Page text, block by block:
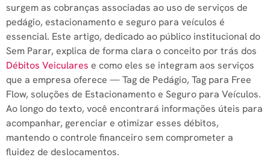
surgem as cobranças associadas ao uso de serviços de
pedágio, estacionamento e seguro para veículos é
essencial. Este artigo, dedicado ao público institucional do
Sem Parar, explica de forma clara o conceito por trás dos
Débitos Veiculares e como eles se integram aos serviços
que a empresa oferece — Tag de Pedágio, Tag para Free
Flow, soluções de Estacionamento e Seguro para Veículos.
Ao longo do texto, você encontrará informações úteis para
acompanhar, gerenciar e otimizar esses débitos,
mantendo o controle financeiro sem comprometer a
fluidez de deslocamentos.